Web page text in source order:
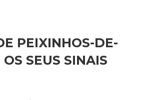
PEIXINHOS-DE-
SEUS SINAIS